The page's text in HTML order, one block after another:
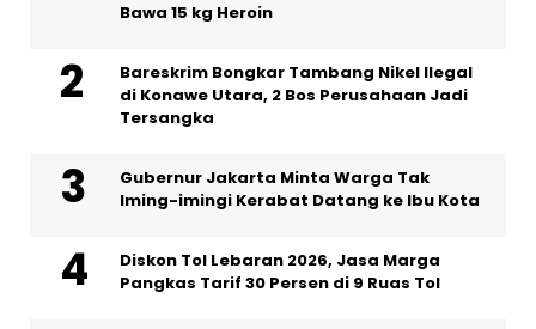
Bawa 15 kg Heroin
Bareskrim Bongkar Tambang Nikel Ilegal
di Konawe Utara, 2 Bos Perusahaan Jadi
Tersangka
Gubernur Jakarta Minta Warga Tak
Iming-imingi Kerabat Datang ke Ibu Kota
Diskon Tol Lebaran 2026, Jasa Marga
Pangkas Tarif 30 Persen di 9 Ruas Tol